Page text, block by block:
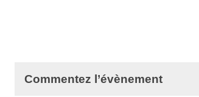
Commentez l’évènement